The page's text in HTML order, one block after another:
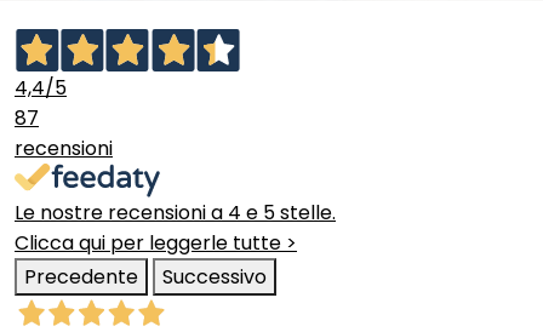
4,4/5
87
recensioni
Le nostre recensioni a 4 e 5 stelle.
Clicca qui per leggerle tutte >
Precedente
Successivo